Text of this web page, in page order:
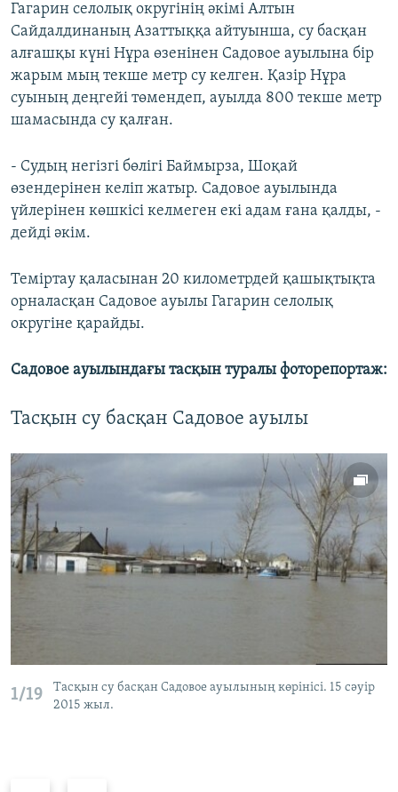
Гагарин селолық округінің әкімі Алтын
Сайдалдинаның Азаттыққа айтуынша, су басқан
алғашқы күні Нұра өзенінен Садовое ауылына бір
жарым мың текше метр су келген. Қазір Нұра
суының деңгейі төмендеп, ауылда 800 текше метр
шамасында су қалған.
- Судың негізгі бөлігі Баймырза, Шоқай
өзендерінен келіп жатыр. Садовое ауылында
үйлерінен көшкісі келмеген екі адам ғана қалды, -
дейді әкім.
Теміртау қаласынан 20 километрдей қашықтықта
орналасқан Садовое ауылы Гагарин селолық
округіне қарайды.
Садовое ауылындағы тасқын туралы фоторепортаж:
Тасқын су басқан Садовое ауылы
1/19
Тасқын су басқан Садовое ауылының көрінісі. 15 cәуір
2015 жыл.